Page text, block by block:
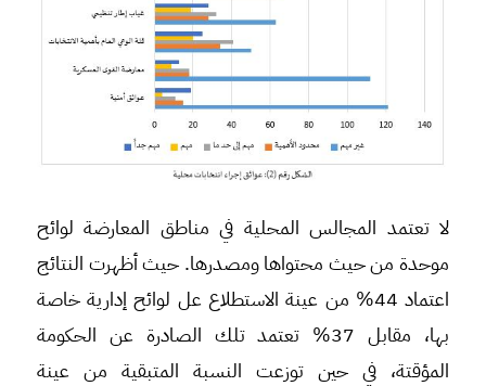
لا تعتمد المجالس المحلية في مناطق المعارضة لوائح
موحدة من حيث محتواها ومصدرها. حيث أظهرت النتائج
اعتماد 44% من عينة الاستطلاع عل لوائح إدارية خاصة
بها، مقابل 37% تعتمد تلك الصادرة عن الحكومة
المؤقتة، في حين توزعت النسبة المتبقية من عينة